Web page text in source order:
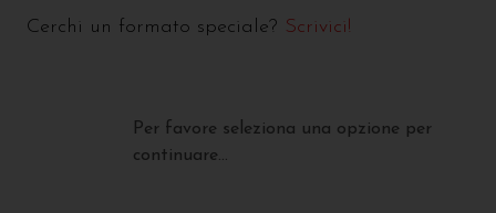
Cerchi un formato speciale? Scrivici!
Per favore seleziona una opzione per
continuare...